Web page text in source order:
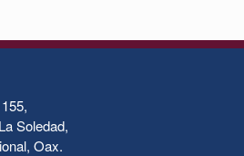
Soledad,
Oax.